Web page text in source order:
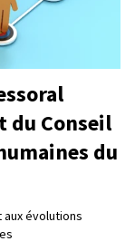
du Conseil
du
évolutions